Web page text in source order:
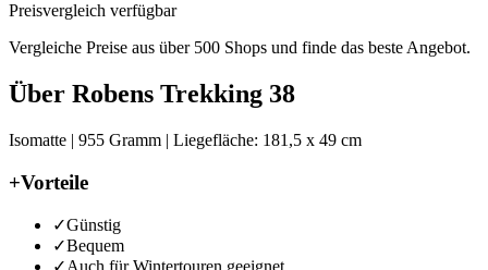
Preisvergleich verfügbar
Vergleiche Preise aus über 500 Shops und finde das beste Angebot.
Über Robens Trekking 38
Isomatte | 955 Gramm | Liegefläche: 181,5 x 49 cm
+Vorteile
✓Günstig
✓Bequem